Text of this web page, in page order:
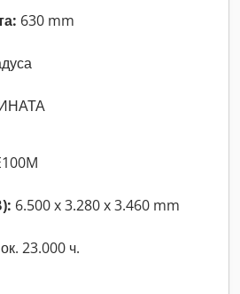
630 mm
6.500 x 3.280 x 3.460 mm
ок. 23.000 ч.